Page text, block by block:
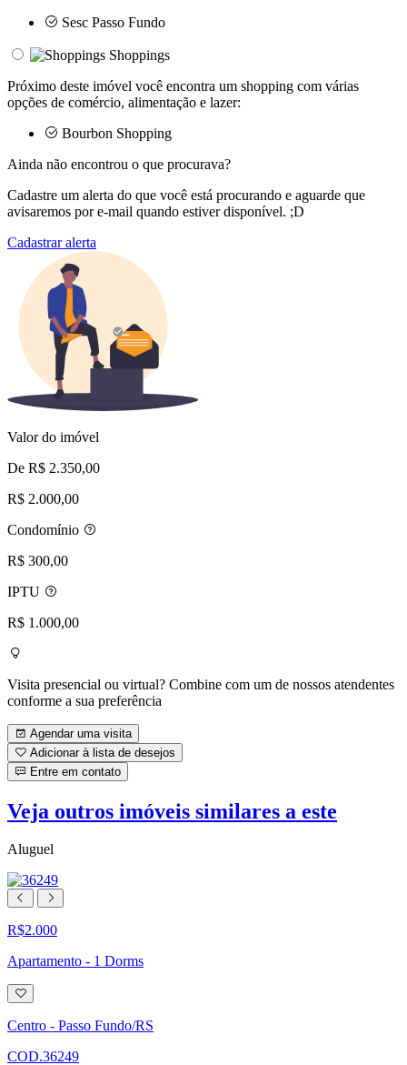
Sesc Passo Fundo
Shoppings
Próximo deste imóvel você encontra um shopping com várias
opções de comércio, alimentação e lazer:
Bourbon Shopping
Ainda não encontrou o que procurava?
Cadastre um alerta do que você está procurando e aguarde que
avisaremos por e-mail quando estiver disponível. ;D
Cadastrar alerta
Valor do imóvel
De R$ 2.350,00
R$ 2.000,00
Condomínio
R$ 300,00
IPTU
R$ 1.000,00
Visita presencial ou virtual? Combine com um de nossos atendentes
conforme a sua preferência
Agendar uma visita
Adicionar à lista de desejos
Entre em contato
Veja outros imóveis similares a este
Aluguel
R$2.000
Apartamento - 1 Dorms
Adicionar
à
lista
de
Centro - Passo Fundo/RS
COD.36249